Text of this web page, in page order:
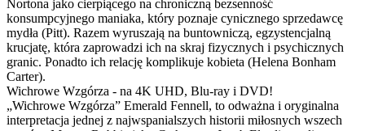
Nortona jako cierpiącego na chroniczną bezsenność
konsumpcyjnego maniaka, który poznaje cynicznego sprzedawcę
mydła (Pitt). Razem wyruszają na buntowniczą, egzystencjalną
krucjatę, która zaprowadzi ich na skraj fizycznych i psychicznych
granic. Ponadto ich relację komplikuje kobieta (Helena Bonham
Carter).
Wichrowe Wzgórza - na 4K UHD, Blu-ray i DVD!
„Wichrowe Wzgórza” Emerald Fennell, to odważna i oryginalna
interpretacja jednej z najwspanialszych historii miłosnych wszech